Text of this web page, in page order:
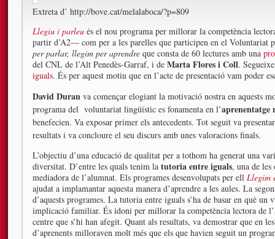
Extreta d’ http://bove.cat/melalaboca/?p=809
Llegiu i parleu és el nou programa per millorar la competència
partir d’A2— com per a les parelles que participen en el Voluntariat
per parlar, llegim per aprendre que consta de 60 lectures amb una
del CNL de l’Alt Penedès-Garraf, i de Marta Flores i Coll.
iguals. És per aquest motiu que en l’acte de presentació vam poder
David Duran va començar elogiant la motivació nostra en aquests
programa del voluntariat lingüístic es fonamenta en l’aprenentatge
benefecien. Va exposar primer els antecedents. Tot seguit va
resultats i va concloure el seu discurs amb unes valoracions finals.
L’objectiu d’una educació de qualitat per a tothom ha generat una
diversitat. D’entre les quals tenim la tutoria entre iguals, una de
mediadora de l’alumnat. Els programes desenvolupats per ell Llegim
ajudat a implamantar aquesta manera d’aprendre a les aules. La
d’aquests programes. La tutoria entre iguals s’ha de basar en què
implicació familiar. És idoni per millorar la competència lectora de
centre que s’hi han afegit. Quant als resultats, va demostrar que en
d’aprenents milloraven molt més que els que havien seguit un